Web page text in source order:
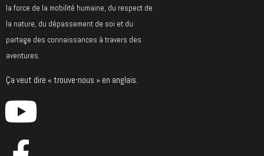
la force de la mobilité humaine, du respect de
la nature, du dépassement de soi et du
partage des connaissances à travers des
aventures.
Ça veut dire « trouve-nous » en anglais.